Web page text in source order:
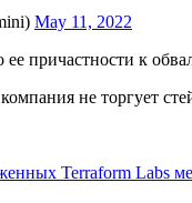
May 11, 2022
причастности к
не торгует
Terraform Labs